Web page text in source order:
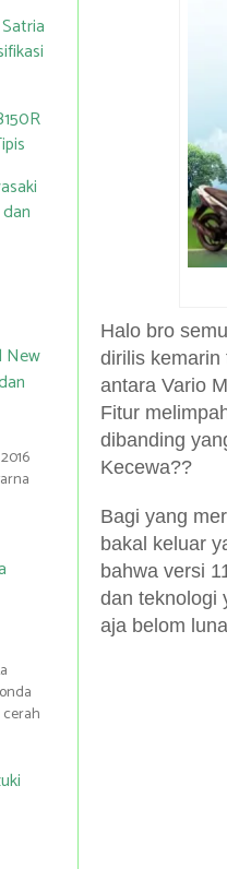
Halo bro
dirilis kemarin
antara Vario
Fitur
dibanding
Kecewa??
Bagi yang
bakal keluar
bahwa versi
dan teknologi
aja belom
New
cerah